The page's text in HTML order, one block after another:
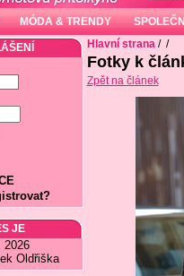
MÓDA & TRENDY
JE
2026
Oldřiška
Hlavní strana/ /
Fotky k
Zpět na článek